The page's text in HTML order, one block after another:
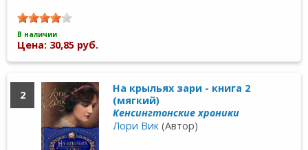
В наличии
Цена: 30,85 руб.
2
На крыльях зари - книга 2
(мягкий)
Кенсингтонские хроники
Лори Вик (Автор)